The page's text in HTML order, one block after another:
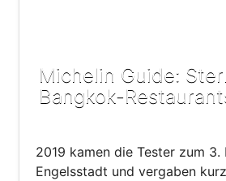
Michelin Guide:
Bangkok-
2019 kamen die Tester zum 3.
Engelsstadt und vergaben